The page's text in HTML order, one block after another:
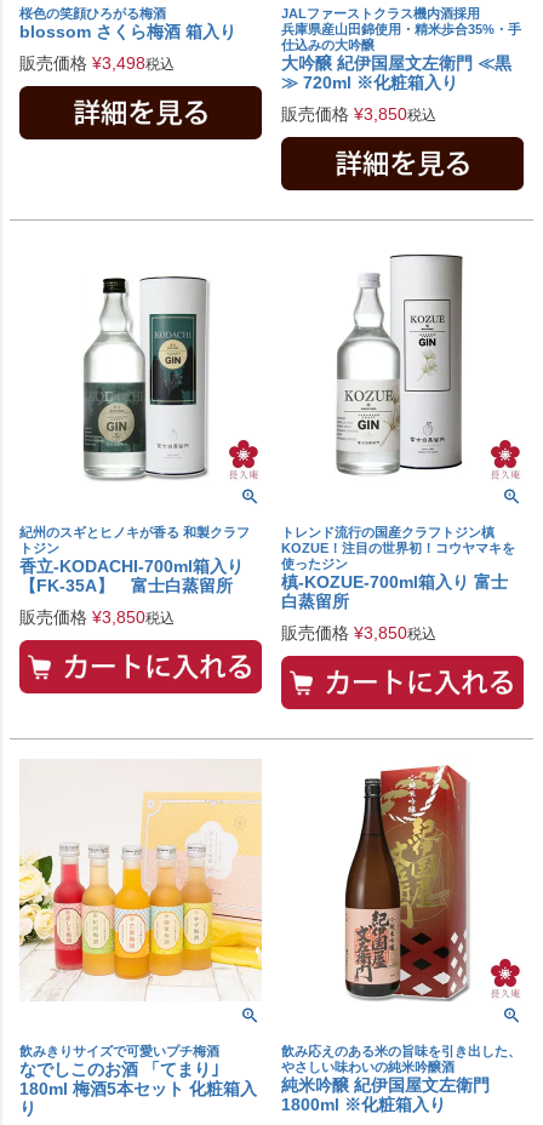
桜色の笑顔ひろがる梅酒
blossom さくら梅酒 箱入り
販売価格 ¥3,498税込
JALファーストクラス機内酒採用
兵庫県産山田錦使用・精米歩合35%・手
仕込みの大吟醸
大吟醸 紀伊国屋文左衛門 ≪黒
≫ 720ml ※化粧箱入り
販売価格 ¥3,850税込
紀州のスギとヒノキが香る 和製クラフ
トジン
香立-KODACHI-700ml箱入り
【FK-35A】 富士白蒸留所
販売価格 ¥3,850税込
トレンド流行の国産クラフトジン槙
KOZUE！注目の世界初！コウヤマキを
使ったジン
槙‐KOZUE‐700ml箱入り 富士
白蒸留所
販売価格 ¥3,850税込
飲みきりサイズで可愛いプチ梅酒
なでしこのお酒 「てまり｣
180ml 梅酒5本セット 化粧箱入
り
飲み応えのある米の旨味を引き出した、
やさしい味わいの純米吟醸酒
純米吟醸 紀伊国屋文左衛門
1800ml ※化粧箱入り